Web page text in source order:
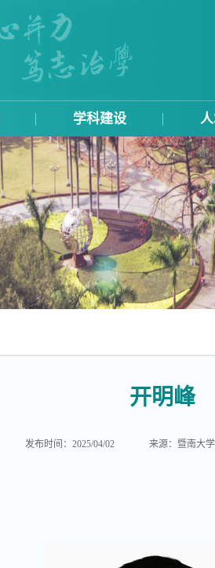
学科建设
开明峰
发布时间：2025/04/02 来源：暨南大